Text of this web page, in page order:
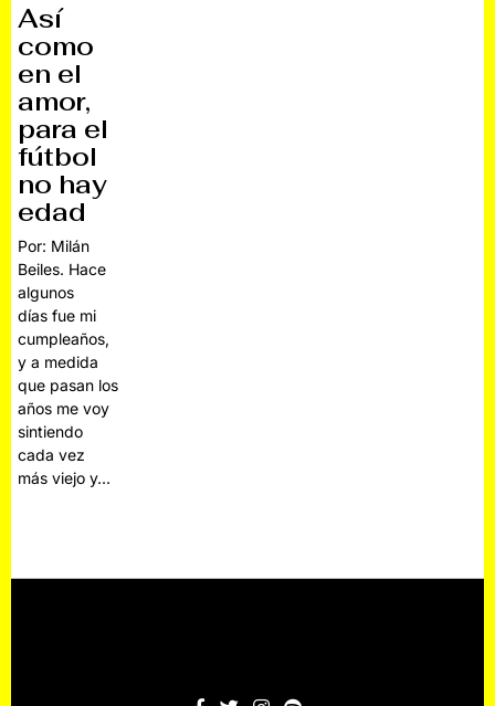
Así
como
en el
amor,
para el
fútbol
no hay
edad
Por: Milán
Beiles. Hace
algunos
días fue mi
cumpleaños,
y a medida
que pasan los
años me voy
sintiendo
cada vez
más viejo y…